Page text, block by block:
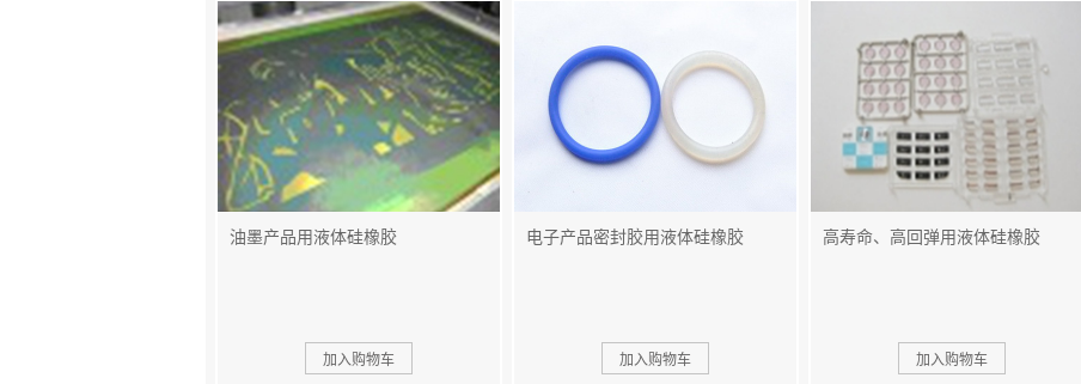
油墨产品用液体硅橡胶 电子产品密封胶用液体硅橡胶 高寿命、高回弹用液体硅橡胶